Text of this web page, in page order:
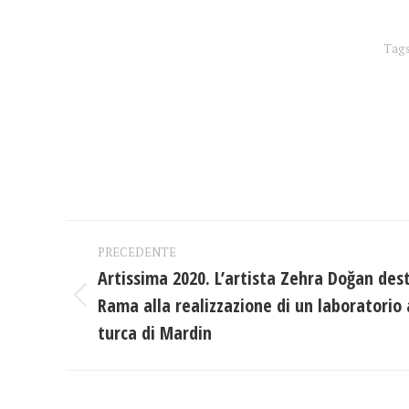
Naviga
tra
PRECEDENTE
Post
precedente:
Artissima 2020. L’artista Zehra Doğan
Rama alla realizzazione di un
turca di Mardin